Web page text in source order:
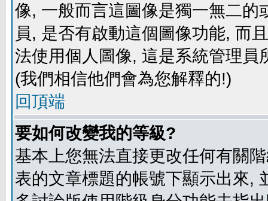
像, 一般而言這圖像是獨一無二
員, 是否有啟動這個圖像功能, 而
法使用個人圖像, 這是系統管理
(我們相信他們會為您解釋的!)
回頂端
要如何改變我的等級?
基本上您無法直接更改任何有關
表的文章標題的帳號下顯示出來,